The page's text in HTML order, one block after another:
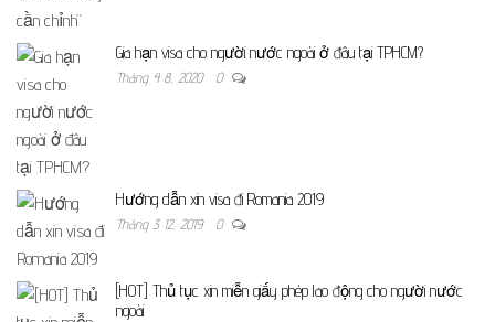
Gia hạn visa cho người nước ngoài ở đâu tại TPHCM?
Tháng 4 8, 2020 0
Hướng dẫn xin visa đi Romania 2019
Tháng 3 12, 2019 0
[HOT] Thủ tục xin miễn giấy phép lao động cho người nước
ngoài